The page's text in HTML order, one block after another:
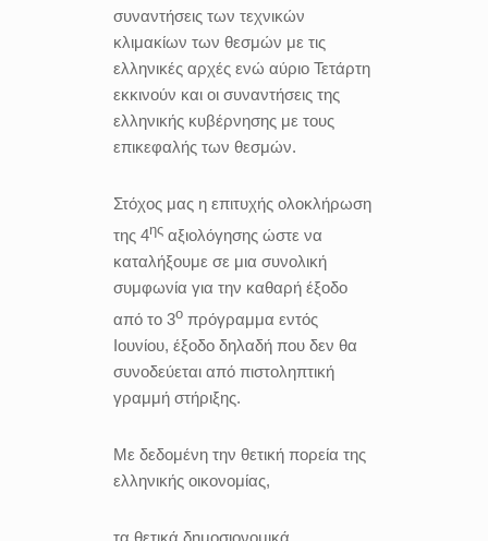
συναντήσεις των τεχνικών
κλιμακίων των θεσμών με τις
ελληνικές αρχές ενώ αύριο Τετάρτη
εκκινούν και οι συναντήσεις της
ελληνικής κυβέρνησης με τους
επικεφαλής των θεσμών.
Στόχος μας η επιτυχής ολοκλήρωση
της 4ης αξιολόγησης ώστε να
καταλήξουμε σε μια συνολική
συμφωνία για την καθαρή έξοδο
από το 3ο πρόγραμμα εντός
Ιουνίου, έξοδο δηλαδή που δεν θα
συνοδεύεται από πιστοληπτική
γραμμή στήριξης.
Με δεδομένη την θετική πορεία της
ελληνικής οικονομίας,
τα θετικά δημοσιονομικά